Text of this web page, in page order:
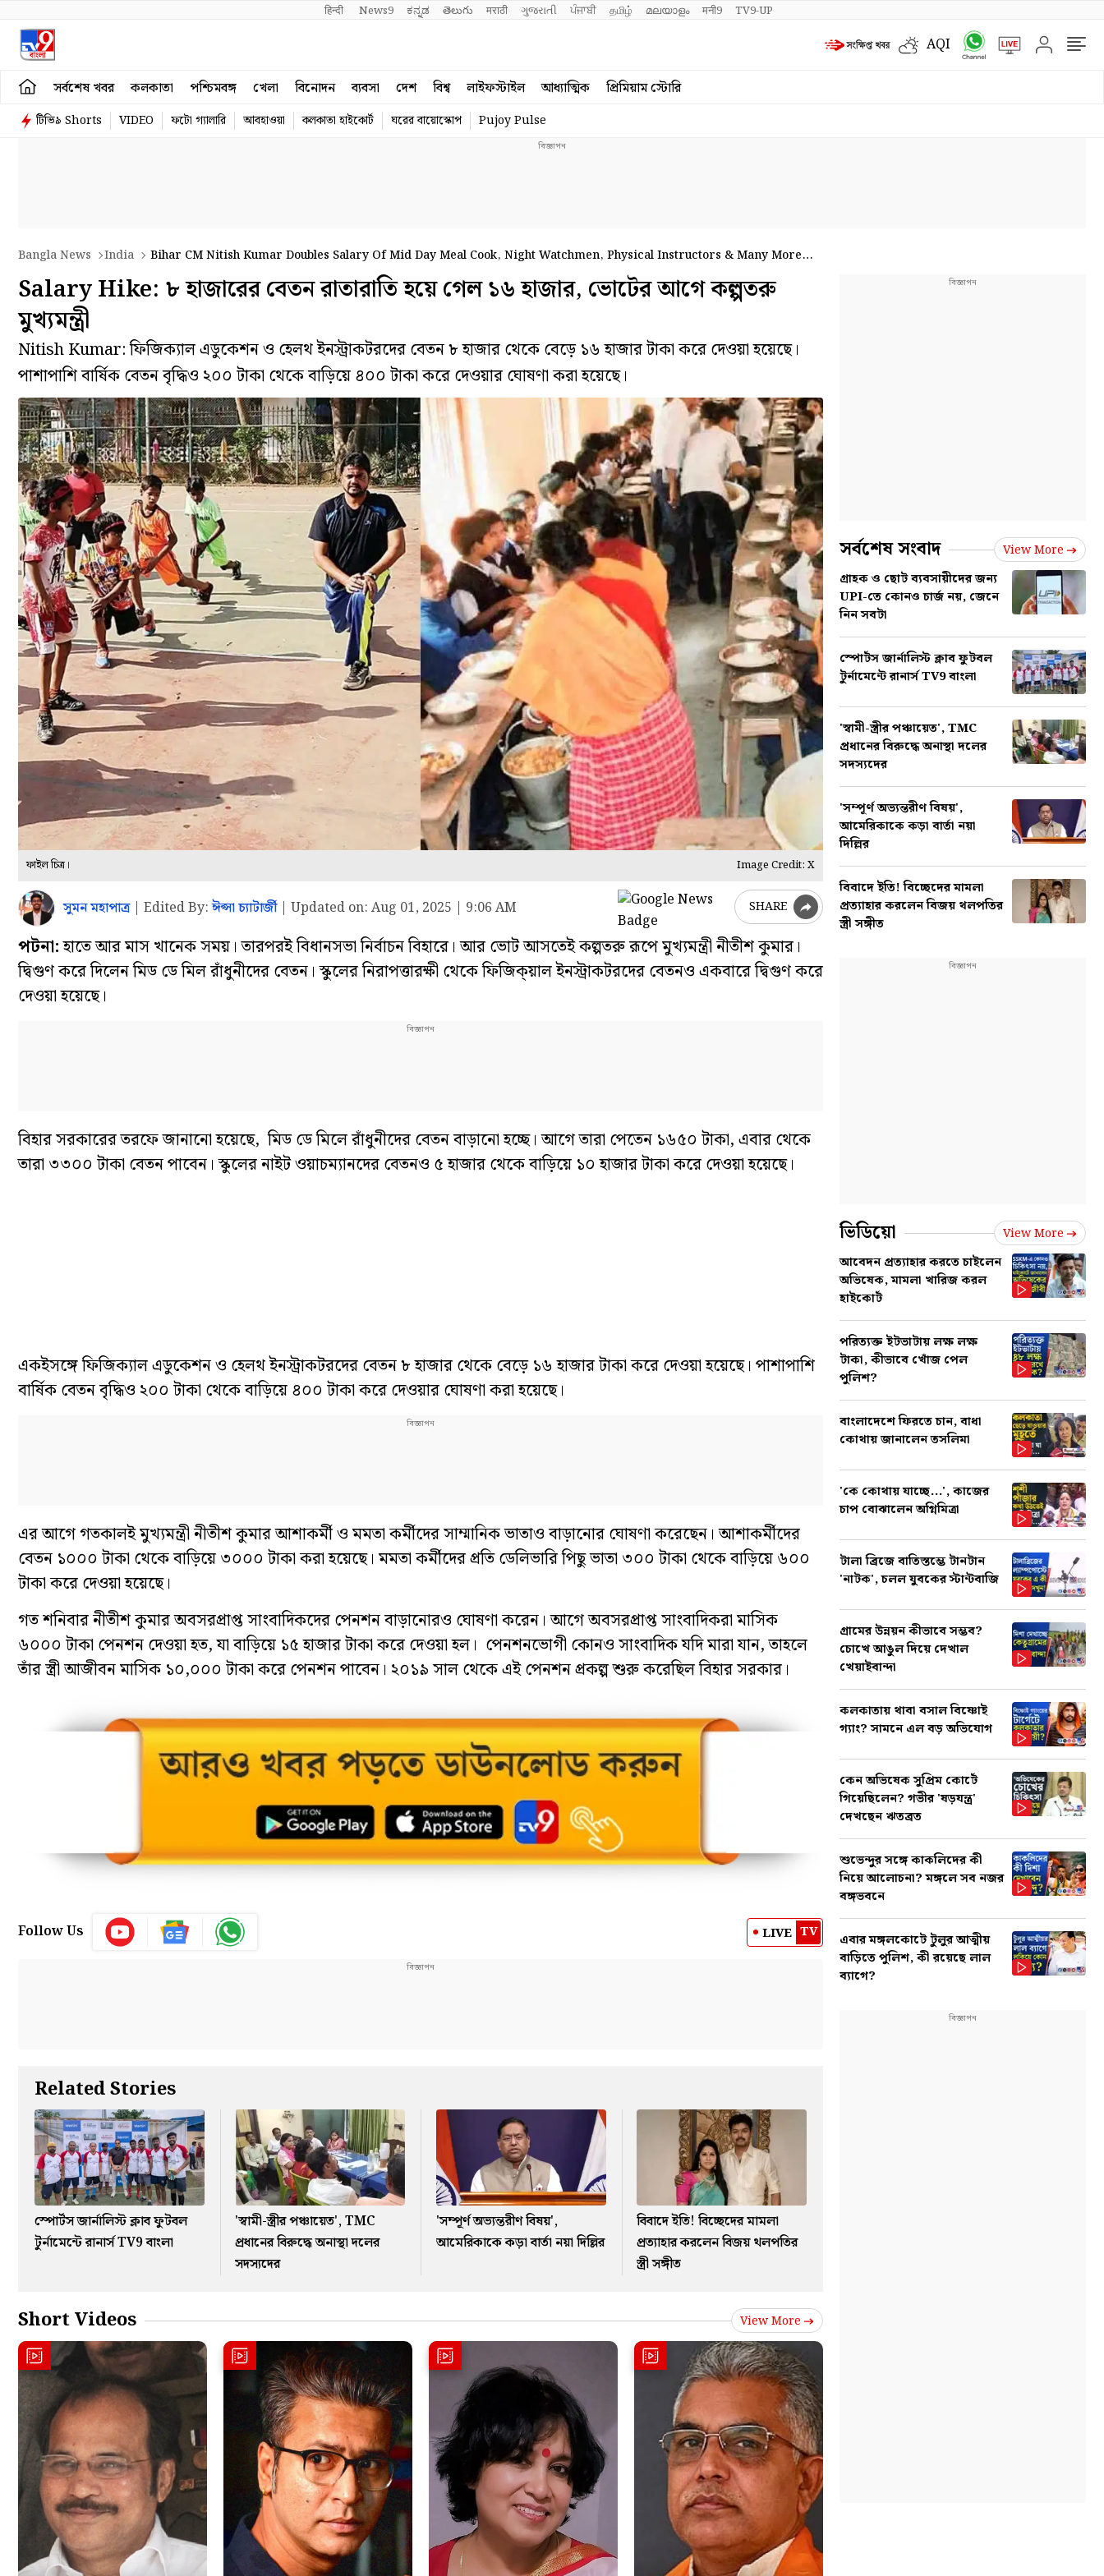
हिन्दी News9 ಕನ್ನಡ తెలుగు मराठी ગુજરાતી ਪੰਜਾਬੀ தமிழ் മലയാളം मनी9 TV9-UP
AQI
সর্বশেষ খবর কলকাতা পশ্চিমবঙ্গ খেলা বিনোদন ব্যবসা দেশ বিশ্ব লাইফস্টাইল আধ্যাত্মিক প্রিমিয়াম স্টোরি
টিভি৯ Shorts VIDEO ফটো গ্যালারি আবহাওয়া কলকাতা হাইকোর্ট ঘরের বায়োস্কোপ Pujoy Pulse
Bangla News India
Bihar CM Nitish Kumar Doubles Salary Of Mid Day Meal Cook, Night Watchmen, Physical Instructors & Many More
Ahead Of Assembly Election 2025
Salary Hike: ৮ হাজারের বেতন রাতারাতি হয়ে গেল ১৬ হাজার, ভোটের আগে কল্পতরু
মুখ্যমন্ত্রী
Nitish Kumar: ফিজিক‍্যাল এডুকেশন ও হেলথ ইনস্ট্রাকটরদের বেতন ৮ হাজার থেকে বেড়ে ১৬ হাজার টাকা করে দেওয়া হয়েছে।
পাশাপাশি বার্ষিক বেতন বৃদ্ধিও ২০০ টাকা থেকে বাড়িয়ে ৪০০ টাকা করে দেওয়ার ঘোষণা করা হয়েছে।
ফাইল চিত্র। Image Credit: X
সুমন মহাপাত্র| Edited By:ঈপ্সা চ্যাটার্জী| Updated on: Aug 01, 2025 | 9:06 AM SHARE
পটনা:হাতে আর মাস খানেক সময়। তারপরই বিধানসভা নির্বাচন বিহারে। আর ভোট আসতেই কল্পতরু রূপে মুখ্যমন্ত্রী নীতীশ কুমার।
দ্বিগুণ করে দিলেন মিড ডে মিল রাঁধুনীদের বেতন। স্কুলের নিরাপত্তারক্ষী থেকে ফিজিক্য়াল ইনস্ট্রাকটরদের বেতনও একবারে দ্বিগুণ করে
দেওয়া হয়েছে।
বিহার সরকারের তরফে জানানো হয়েছে, মিড ডে মিলে রাঁধুনীদের বেতন বাড়ানো হচ্ছে। আগে তারা পেতেন ১৬৫০ টাকা, এবার থেকে
তারা ৩৩০০ টাকা বেতন পাবেন। স্কুলের নাইট ওয়াচম‍্যানদের বেতনও ৫ হাজার থেকে বাড়িয়ে ১০ হাজার টাকা করে দেওয়া হয়েছে।
একইসঙ্গে ফিজিক‍্যাল এডুকেশন ও হেলথ ইনস্ট্রাকটরদের বেতন ৮ হাজার থেকে বেড়ে ১৬ হাজার টাকা করে দেওয়া হয়েছে। পাশাপাশি
বার্ষিক বেতন বৃদ্ধিও ২০০ টাকা থেকে বাড়িয়ে ৪০০ টাকা করে দেওয়ার ঘোষণা করা হয়েছে।
এর আগে গতকালই মুখ্যমন্ত্রী নীতীশ কুমার আশাকর্মী ও মমতা কর্মীদের সাম্মানিক ভাতাও বাড়ানোর ঘোষণা করেছেন। আশাকর্মীদের
বেতন ১০০০ টাকা থেকে বাড়িয়ে ৩০০০ টাকা করা হয়েছে। মমতা কর্মীদের প্রতি ডেলিভারি পিছু ভাতা ৩০০ টাকা থেকে বাড়িয়ে ৬০০
টাকা করে দেওয়া হয়েছে।
গত শনিবার নীতীশ কুমার অবসরপ্রাপ্ত সাংবাদিকদের পেনশন বাড়ানোরও ঘোষণা করেন। আগে অবসরপ্রাপ্ত সাংবাদিকরা মাসিক
৬০০০ টাকা পেনশন দেওয়া হত, যা বাড়িয়ে ১৫ হাজার টাকা করে দেওয়া হল। পেনশনভোগী কোনও সাংবাদিক যদি মারা যান, তাহলে
তাঁর স্ত্রী আজীবন মাসিক ১০,০০০ টাকা করে পেনশন পাবেন। ২০১৯ সাল থেকে এই পেনশন প্রকল্প শুরু করেছিল বিহার সরকার।
Follow Us LIVE TV
Related Stories
স্পোর্টস জার্নালিস্ট ক্লাব ফুটবল
টুর্নামেন্টে রানার্স TV9 বাংলা
'স্বামী-স্ত্রীর পঞ্চায়েত', TMC
প্রধানের বিরুদ্ধে অনাস্থা দলের
সদস্যদের
'সম্পূর্ণ অভ্যন্তরীণ বিষয়',
আমেরিকাকে কড়া বার্তা নয়া দিল্লির
বিবাদে ইতি! বিচ্ছেদের মামলা
প্রত্যাহার করলেন বিজয় থলপতির
স্ত্রী সঙ্গীত
Short Videos View More
সর্বশেষ সংবাদ View More
গ্রাহক ও ছোট ব্যবসায়ীদের জন্য
UPI-তে কোনও চার্জ নয়, জেনে
নিন সবটা
স্পোর্টস জার্নালিস্ট ক্লাব ফুটবল
টুর্নামেন্টে রানার্স TV9 বাংলা
'স্বামী-স্ত্রীর পঞ্চায়েত', TMC
প্রধানের বিরুদ্ধে অনাস্থা দলের
সদস্যদের
'সম্পূর্ণ অভ্যন্তরীণ বিষয়',
আমেরিকাকে কড়া বার্তা নয়া
দিল্লির
বিবাদে ইতি! বিচ্ছেদের মামলা
প্রত্যাহার করলেন বিজয় থলপতির
স্ত্রী সঙ্গীত
ভিডিয়ো View More
আবেদন প্রত্যাহার করতে চাইলেন
অভিষেক, মামলা খারিজ করল
হাইকোর্ট
পরিত্যক্ত ইটভাটায় লক্ষ লক্ষ
টাকা, কীভাবে খোঁজ পেল
পুলিশ?
বাংলাদেশে ফিরতে চান, বাধা
কোথায় জানালেন তসলিমা
'কে কোথায় যাচ্ছে...', কাজের
চাপ বোঝালেন অগ্নিমিত্রা
টালা ব্রিজে বাতিস্তম্ভে টানটান
'নাটক', চলল যুবকের স্টান্টবাজি
গ্রামের উন্নয়ন কীভাবে সম্ভব?
চোখে আঙুল দিয়ে দেখাল
খেয়াইবান্দা
কলকাতায় থাবা বসাল বিষ্ণোই
গ্যাং? সামনে এল বড় অভিযোগ
কেন অভিষেক সুপ্রিম কোর্টে
গিয়েছিলেন? গভীর 'ষড়যন্ত্র'
দেখছেন ঋতব্রত
শুভেন্দুর সঙ্গে কাকলিদের কী
নিয়ে আলোচনা? মঙ্গলে সব নজর
বঙ্গভবনে
এবার মঙ্গলকোটে টুলুর আত্মীয়
বাড়িতে পুলিশ, কী রয়েছে লাল
ব্যাগে?